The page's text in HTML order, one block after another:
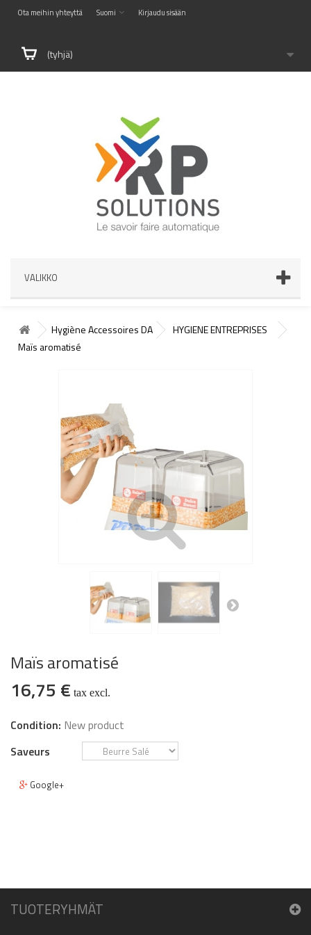
Ota meihin yhteyttä Suomi Kirjaudu sisään
(tyhjä)
VALIKKO
Hygiène Accessoires DA
HYGIENE ENTREPRISES
Maïs aromatisé
Maïs aromatisé
16,75 € tax excl.
Condition: New product
Saveurs
Google+
TUOTERYHMÄT